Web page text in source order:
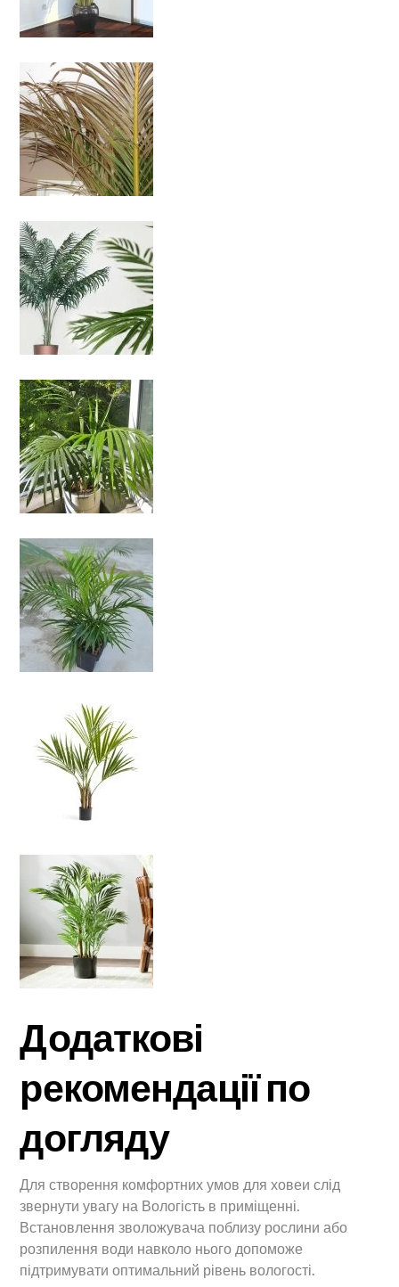
Додаткові
рекомендації по
догляду
Для створення комфортних умов для ховеи слід
звернути увагу на Вологість в приміщенні.
Встановлення зволожувача поблизу рослини або
розпилення води навколо нього допоможе
підтримувати оптимальний рівень вологості.